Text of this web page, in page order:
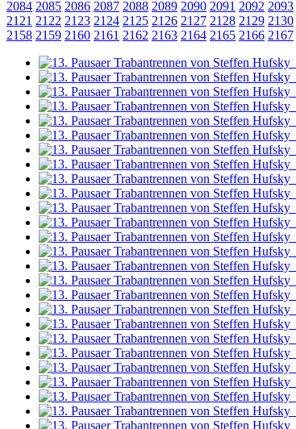
2084 2085 2086 2087 2088 2089 2090 2091 2092 2093
2121 2122 2123 2124 2125 2126 2127 2128 2129 2130
2158 2159 2160 2161 2162 2163 2164 2165 2166 2167